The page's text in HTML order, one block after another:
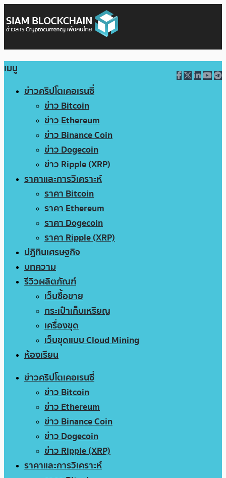
เมนู
ข่าวคริปโตเคอเรนซี่
ข่าว Bitcoin
ข่าว Ethereum
ข่าว Binance Coin
ข่าว Dogecoin
ข่าว Ripple (XRP)
ราคาและการวิเคราะห์
ราคา Bitcoin
ราคา Ethereum
ราคา Dogecoin
ราคา Ripple (XRP)
ปฏิทินเศรษฐกิจ
บทความ
รีวิวผลิตภัณฑ์
เว็บซื้อขาย
กระเป๋าเก็บเหรียญ
เครื่องขุด
เว็บขุดแบบ Cloud Mining
ห้องเรียน
ข่าวคริปโตเคอเรนซี่
ข่าว Bitcoin
ข่าว Ethereum
ข่าว Binance Coin
ข่าว Dogecoin
ข่าว Ripple (XRP)
ราคาและการวิเคราะห์